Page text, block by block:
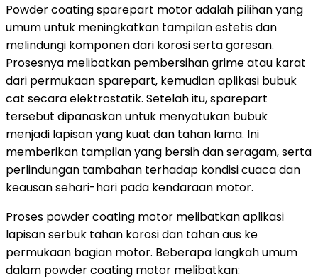
Powder coating sparepart motor adalah pilihan yang
umum untuk meningkatkan tampilan estetis dan
melindungi komponen dari korosi serta goresan.
Prosesnya melibatkan pembersihan grime atau karat
dari permukaan sparepart, kemudian aplikasi bubuk
cat secara elektrostatik. Setelah itu, sparepart
tersebut dipanaskan untuk menyatukan bubuk
menjadi lapisan yang kuat dan tahan lama. Ini
memberikan tampilan yang bersih dan seragam, serta
perlindungan tambahan terhadap kondisi cuaca dan
keausan sehari-hari pada kendaraan motor.
Proses powder coating motor melibatkan aplikasi
lapisan serbuk tahan korosi dan tahan aus ke
permukaan bagian motor. Beberapa langkah umum
dalam powder coating motor melibatkan: